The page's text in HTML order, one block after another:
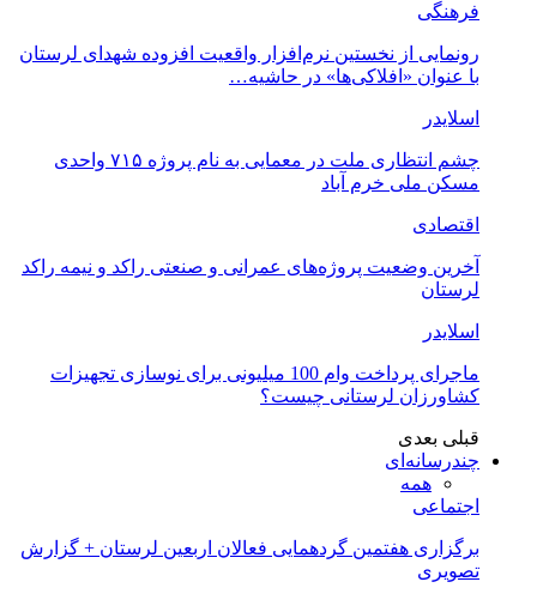
فرهنگی
رونمایی از نخستین نرم‌افزار واقعیت افزوده شهدای لرستان
با عنوان «افلاکی‌ها» در حاشیه…
اسلایدر
چشم انتظاری ملت در معمایی به نام پروژه ۷۱۵ واحدی
مسکن ملی خرم آباد
اقتصادی
آخرین وضعیت پروژه‌های عمرانی و صنعتی راکد و نیمه راکد
لرستان
اسلایدر
ماجرای پرداخت وام 100 میلیونی برای نوسازی تجهیزات
کشاورزان لرستانی چیست؟
قبلی بعدی
چندرسانه‌ای
همه
اجتماعی
برگزاری هفتمین گردهمایی فعالان اربعین لرستان + گزارش
تصویری